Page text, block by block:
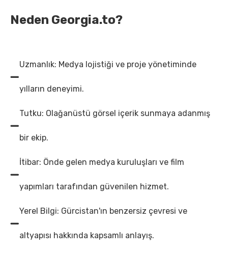
Neden Georgia.to?
Uzmanlık: Medya lojistiği ve proje yönetiminde
yılların deneyimi.
Tutku: Olağanüstü görsel içerik sunmaya adanmış
bir ekip.
İtibar: Önde gelen medya kuruluşları ve film
yapımları tarafından güvenilen hizmet.
Yerel Bilgi: Gürcistan'ın benzersiz çevresi ve
altyapısı hakkında kapsamlı anlayış.